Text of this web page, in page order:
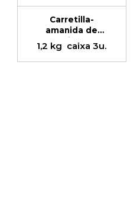
Carretilla-
amanida de
quinoa
1,2 kg caixa 3u.